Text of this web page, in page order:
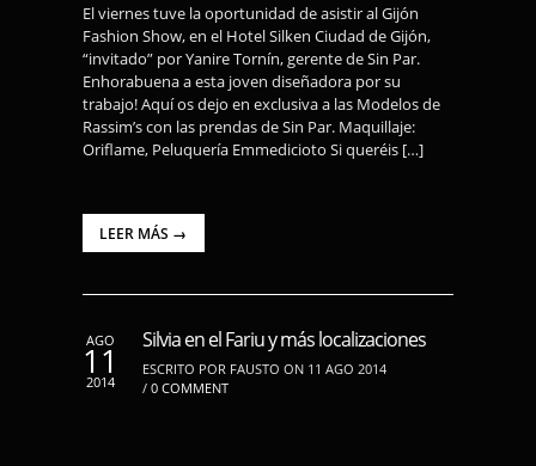
El viernes tuve la oportunidad de asistir al Gijón
Fashion Show, en el Hotel Silken Ciudad de Gijón,
“invitado” por Yanire Tornín, gerente de Sin Par.
Enhorabuena a esta joven diseñadora por su
trabajo! Aquí os dejo en exclusiva a las Modelos de
Rassim’s con las prendas de Sin Par. Maquillaje:
Oriflame, Peluquería Emmedicioto Si queréis […]
LEER MÁS →
AGO
11
2014
Silvia en el Fariu y más localizaciones
ESCRITO POR FAUSTO ON 11 AGO 2014
/ 0 COMMENT